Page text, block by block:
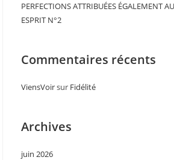
PERFECTIONS ATTRIBUÉES ÉGALEMENT
ESPRIT N°2
Commentaires récents
ViensVoirsur Fidélité
Archives
juin 2026